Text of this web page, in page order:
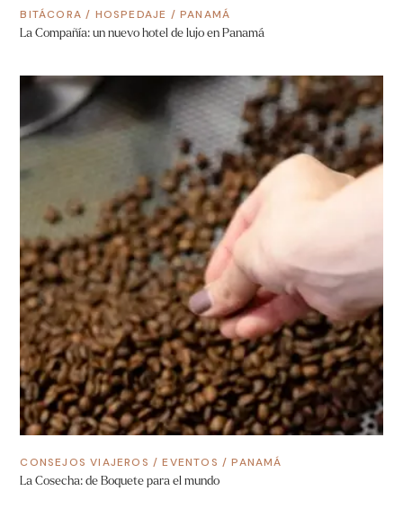
BITÁCORA / HOSPEDAJE /PANAMÁ
La Compañía: un nuevo hotel de lujo en Panamá
CONSEJOS VIAJEROS /EVENTOS /PANAMÁ
La Cosecha: de Boquete para el mundo